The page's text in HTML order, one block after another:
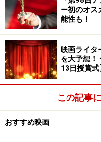
ー初のオス
能性も！
映画ライタ
を大予想！
13日授賞式
この記事
おすすめ映画